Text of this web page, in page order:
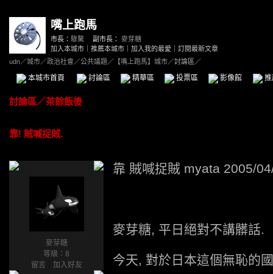
嘴上跑馬
市長： 騄驁 副市長： 麥芽糖
加入本城市
推薦本城市 加入我的最愛
訂閱最新文章
udn／城市／政治社會／公共議題 ／ 【嘴上跑馬】城市／討論區／
本城市首頁 討論區 精華區 投票區 影像館
討論區／茶餘飯後
靠! 賊喊捉賊.
麥芽糖
等級：8
留言
加入好友
靠 賊喊捉賊 myata 2005/
麥芽糖, 平日絕對不講髒話.
今天, 對於日本這個無恥的